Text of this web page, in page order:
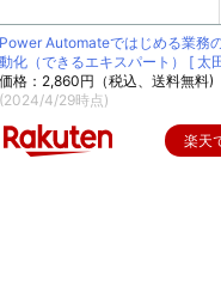
Power Automateではじめる業務
動化（できるエキスパート） [ 太
価格：2,860円（税込、送料無料)
(2024/4/29時点)
楽天